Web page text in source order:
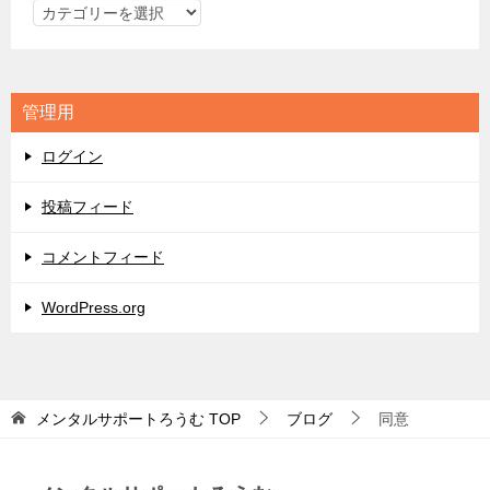
カ
リ
ー
管理用
ログイン
投稿フィード
コメントフィード
WordPress.org
メンタルサポートろうむ TOP ブログ 同意